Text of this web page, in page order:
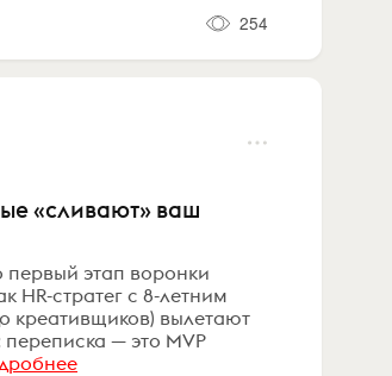
254
«сливают» ваш
первый этап воронки
HR-стратег с 8-летним
креативщиков) вылетают
— это MVP